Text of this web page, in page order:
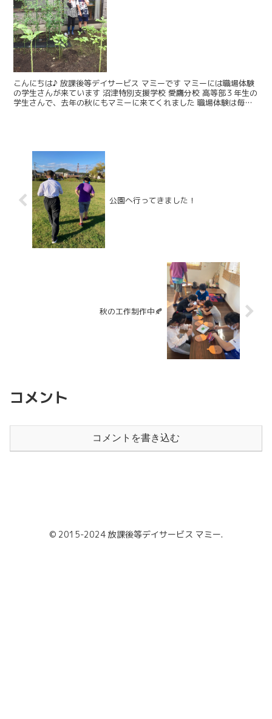
こんにちは♪ 放課後等デイサービス マミーです マミーには職場体験
の学生さんが来ています 沼津特別支援学校 愛鷹分校 高等部３年生の
学生さんで、去年の秋にもマミーに来てくれました 職場体験は毎回
公園へ行ってきました！
秋の工作制作中🍂
コメント
コメントを書き込む
© 2015-2024 放課後等デイサービス マミー.